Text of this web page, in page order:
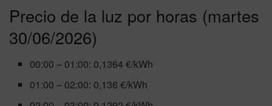
Precio de la luz por horas (martes
30/06/2026)
00:00 – 01:00: 0,1364 €/kWh
01:00 – 02:00: 0,136 €/kWh